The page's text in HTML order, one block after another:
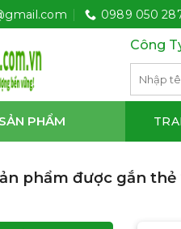
0989 050
Công
kiếm:
PHẨM
phẩm được gắn thẻ